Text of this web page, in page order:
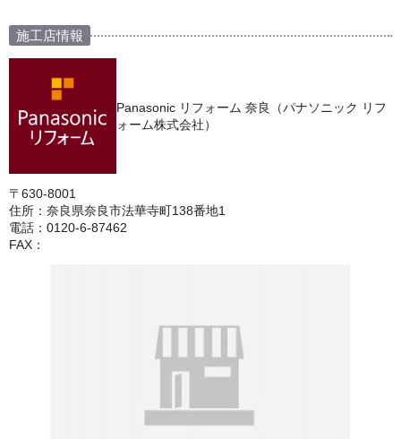
施工店情報
Panasonic リフォーム 奈良（パナソニック リフ
ォーム株式会社）
〒630-8001
住所：奈良県奈良市法華寺町138番地1
電話：0120-6-87462
FAX：